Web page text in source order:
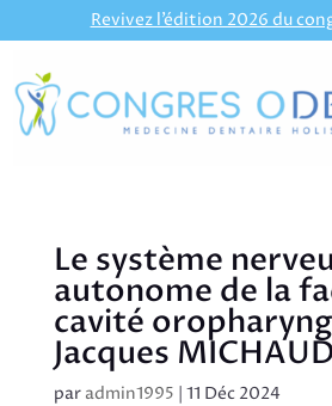
Revivez l’édition 2026 du
Le système
autonome de la
cavité
Jacques
par admin1995 | 11 Déc 2024